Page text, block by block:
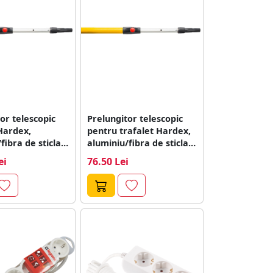
telescopic
de sticla,
Prelungitor telescopic
pentru trafalet Hardex,
aluminiu/fibra de sticla,
76.50 Lei